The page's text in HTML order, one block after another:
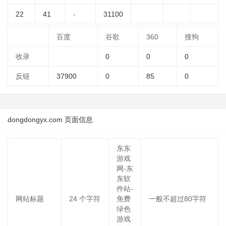
22 41 - 31100
百度 谷歌 360 搜狗
收录 0 0 0
反链 37900 0 85 0
dongdongyx.com 页面信息
网站标题 24 个字符
东东
游戏
网-东
东软
件站-
免费
绿色
游戏
一般不超过80字符